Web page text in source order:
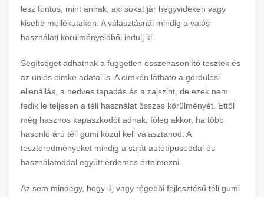
lesz fontos, mint annak, aki sokat jár hegyvidéken vagy
kisebb mellékutakon. A választásnál mindig a valós
használati körülményeidből indulj ki.
Segítséget adhatnak a független összehasonlító tesztek és
az uniós címke adatai is. A címkén látható a gördülési
ellenállás, a nedves tapadás és a zajszint, de ezek nem
fedik le teljesen a téli használat összes körülményét. Ettől
még hasznos kapaszkodót adnak, főleg akkor, ha több
hasonló árú téli gumi közül kell választanod. A
teszteredményeket mindig a saját autótípusoddal és
használatoddal együtt érdemes értelmezni.
Az sem mindegy, hogy új vagy régebbi fejlesztésű téli gumi